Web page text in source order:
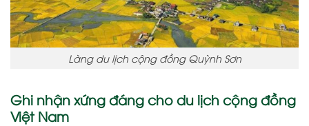
Làng du lịch cộng đồng Quỳnh Sơn
Ghi nhận xứng đáng cho du lịch cộng đồng
Việt Nam